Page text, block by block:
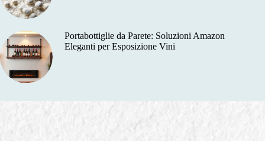
Portabottiglie da Parete: Soluzioni Amazon
Eleganti per Esposizione Vini